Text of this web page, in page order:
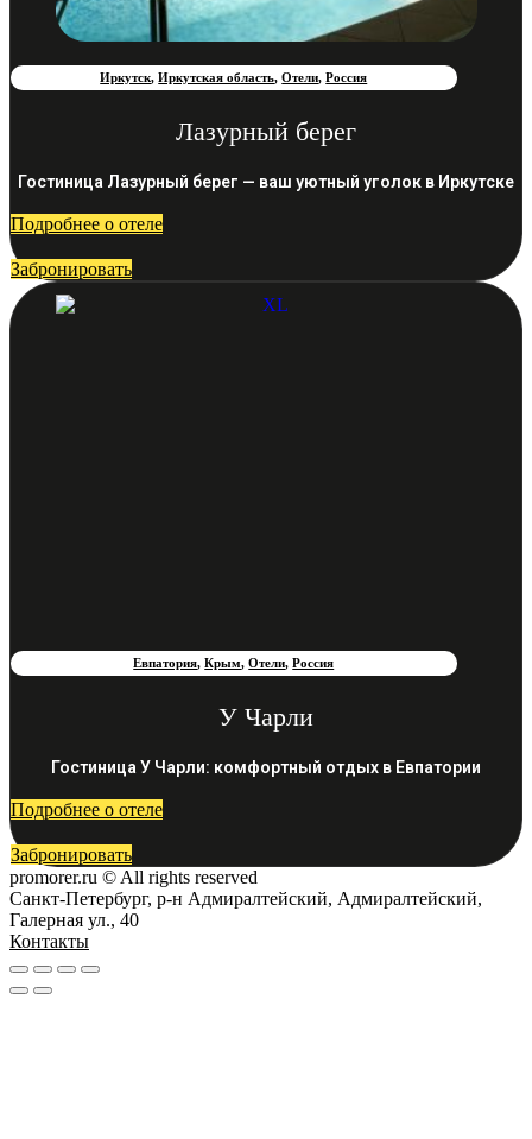
Иркутск,Иркутская область,Отели,Россия
Лазурный берег
Гостиница Лазурный берег — ваш уютный уголок в Иркутске
Подробнее о отеле
Забронировать
Евпатория,Крым,Отели,Россия
У Чарли
Гостиница У Чарли: комфортный отдых в Евпатории
Подробнее о отеле
Забронировать
promorer.ru © All rights reserved
Санкт-Петербург, р-н Адмиралтейский, Адмиралтейский,
Галерная ул., 40
Контакты